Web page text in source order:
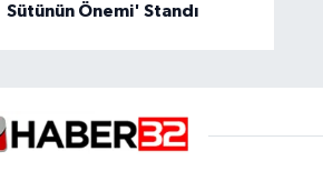
Sütünün Önemi' Standı